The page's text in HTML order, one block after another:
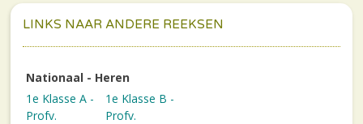
LINKS NAAR ANDERE REEKSEN
Nationaal - Heren
1e Klasse A -
Profv.
1e Klasse B -
Profv.